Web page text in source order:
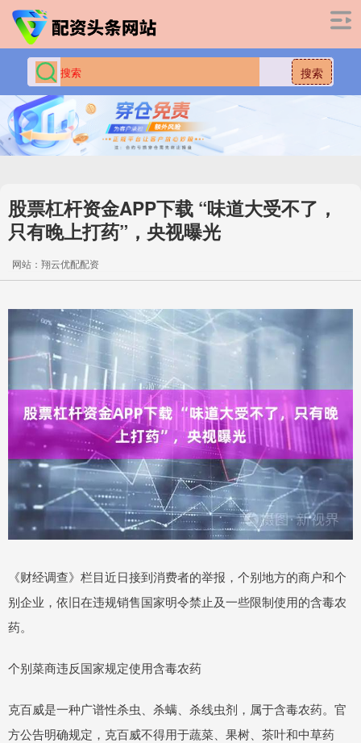
搜索
股票杠杆资金APP下载 “味道大受不了，
只有晚上打药”，央视曝光
网站：翔云优配配资
《财经调查》栏目近日接到消费者的举报，个别地方的商户和个
别企业，依旧在违规销售国家明令禁止及一些限制使用的含毒农
药。
个别菜商违反国家规定使用含毒农药
克百威是一种广谱性杀虫、杀螨、杀线虫剂，属于含毒农药。官
方公告明确规定，克百威不得用于蔬菜、果树、茶叶和中草药